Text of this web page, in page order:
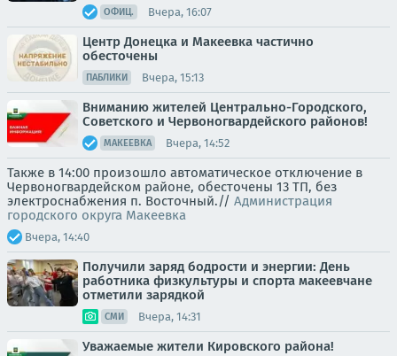
ОФИЦ. Вчера, 16:07
Центр Донецка и Макеевка частично
обесточены
ПАБЛИКИ Вчера, 15:13
Вниманию жителей Центрально-Городского,
Советского и Червоногвардейского районов!
МАКЕЕВКА Вчера, 14:52
Также в 14:00 произошло автоматическое отключение в
Червоногвардейском районе, обесточены 13 ТП, без
электроснабжения п. Восточный.// Администрация
городского округа Макеевка
Вчера, 14:40
Получили заряд бодрости и энергии: День
работника физкультуры и спорта макеевчане
отметили зарядкой
СМИ Вчера, 14:31
Уважаемые жители Кировского района!